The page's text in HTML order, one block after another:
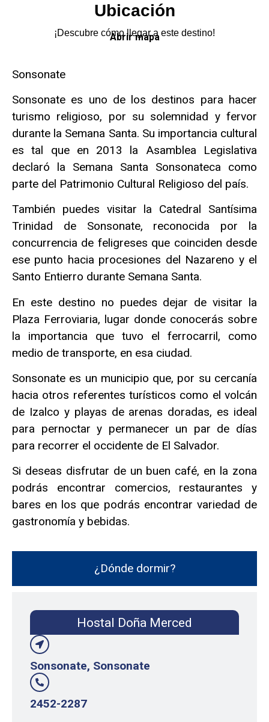
Ubicación
¡Descubre cómo llegar a este destino!
Abrir mapa
Sonsonate
Sonsonate es uno de los destinos para hacer
turismo religioso, por su solemnidad y fervor
durante la Semana Santa. Su importancia cultural
es tal que en 2013 la Asamblea Legislativa
declaró la Semana Santa Sonsonateca como
parte del Patrimonio Cultural Religioso del país.
También puedes visitar la Catedral Santísima
Trinidad de Sonsonate, reconocida por la
concurrencia de feligreses que coinciden desde
ese punto hacia procesiones del Nazareno y el
Santo Entierro durante Semana Santa.
En este destino no puedes dejar de visitar la
Plaza Ferroviaria, lugar donde conocerás sobre
la importancia que tuvo el ferrocarril, como
medio de transporte, en esa ciudad.
Sonsonate es un municipio que, por su cercanía
hacia otros referentes turísticos como el volcán
de Izalco y playas de arenas doradas, es ideal
para pernoctar y permanecer un par de días
para recorrer el occidente de El Salvador.
Si deseas disfrutar de un buen café, en la zona
podrás encontrar comercios, restaurantes y
bares en los que podrás encontrar variedad de
gastronomía y bebidas.
¿Dónde dormir?
Hostal Doña Merced
Sonsonate, Sonsonate
2452-2287